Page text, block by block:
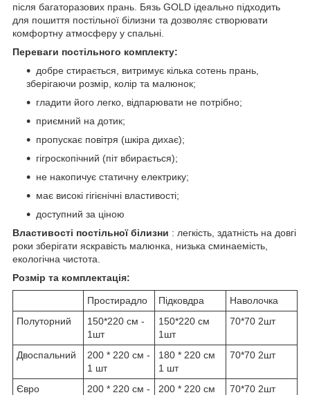
після багаторазових прань. Бязь GOLD ідеально підходить
для пошиття постільної білизни та дозволяє створювати
комфортну атмосферу у спальні.
Переваги постільного комплекту:
добре стирається, витримує кілька сотень прань,
зберігаючи розмір, колір та малюнок;
гладити його легко, відпарювати не потрібно;
приємний на дотик;
пропускає повітря (шкіра дихає);
гігроскопічний (піт вбирається);
не накопичує статичну електрику;
має високі гігієнічні властивості;
доступний за ціною
Властивості постільної білизни : легкість, здатність на довгі
роки зберігати яскравість малюнка, низька сминаемість,
екологічна чистота.
Розмір та комплектація:
Простирадло Підковдра
Наволочка
Полуторний
150*220 см -
1шт
150*220 см
1шт
70*70 2шт
Двоспальний
200 * 220 см -
1 шт
180 * 220 см
1 шт
70*70 2шт
Євро
200 * 220 см -
200 * 220 см
70*70 2шт